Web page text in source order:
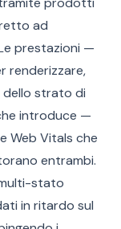
ad
prestazioni —
renderizzare,
dello strato di
introduce —
Web Vitals che
entrambi.
stato
in ritardo sul